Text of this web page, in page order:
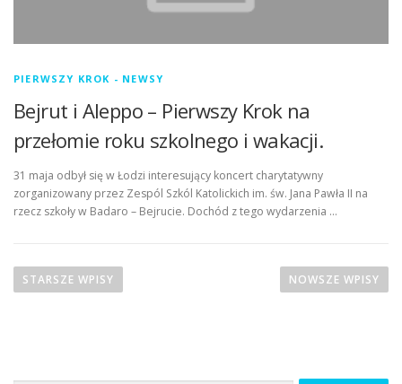
PIERWSZY KROK - NEWSY
Bejrut i Aleppo – Pierwszy Krok na
przełomie roku szkolnego i wakacji.
31 maja odbył się w Łodzi interesujący koncert charytatywny
zorganizowany przez Zespól Szkól Katolickich im. św. Jana Pawła II na
rzecz szkoły w Badaro – Bejrucie. Dochód z tego wydarzenia …
aSTARSZE WPISY NOWSZE WPISY